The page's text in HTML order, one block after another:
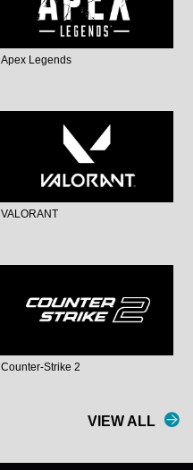
Apex Legends
VALORANT
Counter-Strike 2
VIEW ALL